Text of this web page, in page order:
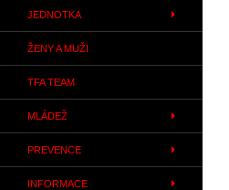
JEDNOTKA
ŽENY A MUŽI
TFA TEAM
MLÁDEŽ
PREVENCE
INFORMACE